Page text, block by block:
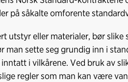
på såkalte omforente
utstyr eller materialer, bør
man sette seg grundig inn i
i vilkårene. Ved bruk av
regler som man kan være